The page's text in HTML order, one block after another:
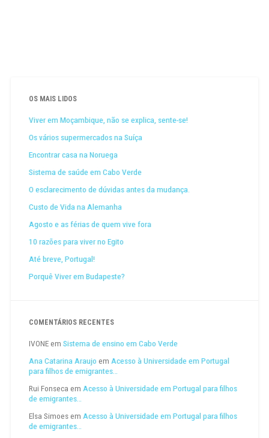
OS MAIS LIDOS
Viver em Moçambique, não se explica, sente-se!
Os vários supermercados na Suíça
Encontrar casa na Noruega
Sistema de saúde em Cabo Verde
O esclarecimento de dúvidas antes da mudança.
Custo de Vida na Alemanha
Agosto e as férias de quem vive fora
10 razões para viver no Egito
Até breve, Portugal!
Porquê Viver em Budapeste?
COMENTÁRIOS RECENTES
IVONEem Sistema de ensino em Cabo Verde
Ana Catarina Araujo em Acesso à Universidade em Portugal
para filhos de emigrantes…
Rui Fonseca em Acesso à Universidade em Portugal para filhos
de emigrantes…
Elsa Simoesem Acesso à Universidade em Portugal para filhos
de emigrantes…